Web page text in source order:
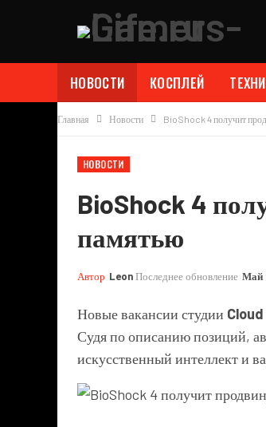
НОВОСТИ КОСПЛЕЙ
Главная Новости BioShock 4 получит
НОВОСТИ
BioShock 4
памятью
Автор LeonПоследнее обновление Май
Новые вакансии студии
Судя по описанию позиций,
искусственный интеллект и